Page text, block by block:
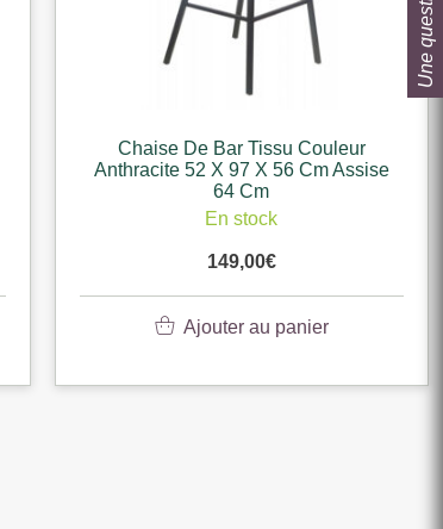
Chaise De Bar Tissu Couleur
Anthracite 52 X 97 X 56 Cm Assise
64 Cm
En stock
149,00€
Ajouter au panier